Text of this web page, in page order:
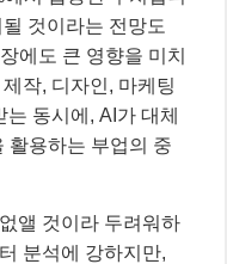
것이라는 전망도
에도 큰 영향을 미치
작, 디자인, 마케팅
는 동시에, AI가 대체
활용하는 부업의 중
앨 것이라 두려워하
분석에 강하지만,